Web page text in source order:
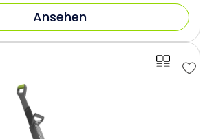
Ansehen